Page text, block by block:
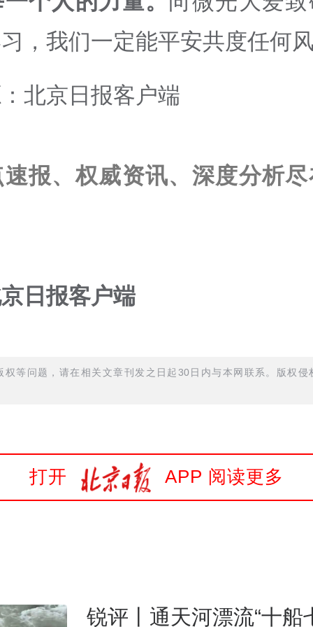
，我们一定能平安共度任何
北京日报客户端
报、权威资讯、深度分析
日报客户端
权等问题，请在相关文章刊发之日起30日内与本网联系。版权侵
打开 APP 阅读更多
锐评丨通天河漂流“十船